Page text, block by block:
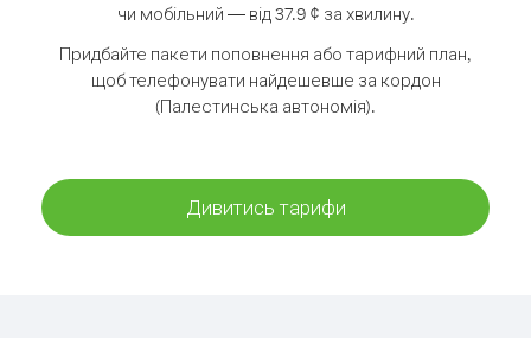
чи мобільний — від 37.9 ¢ за хвилину.
Придбайте пакети поповнення або тарифний план,
щоб телефонувати найдешевше за кордон
(Палестинська автономія).
Дивитись тарифи